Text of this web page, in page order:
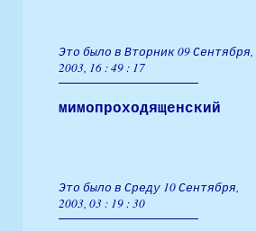
Это было в Вторник 09 Сентября,
2003, 16 : 49 : 17
мимопроходященский
Это было в Среду 10 Сентября,
2003, 03 : 19 : 30